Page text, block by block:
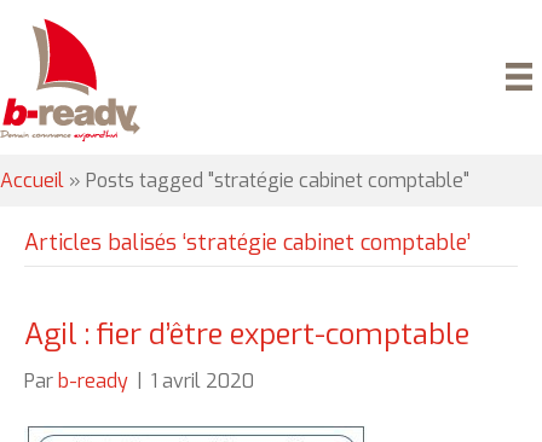
Accueil » Posts tagged "stratégie cabinet comptable"
Articles balisés ‘stratégie cabinet comptable’
Agil : fier d’être expert-comptable
Par b-ready 1 avril 2020